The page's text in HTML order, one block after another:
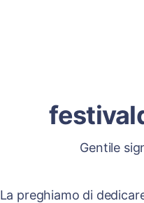
Gentile
La preghiamo di